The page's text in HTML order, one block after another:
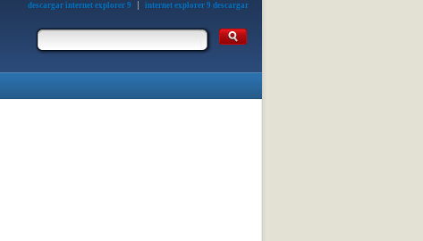
descargar internet explorer 9 internet explorer 9 descargar